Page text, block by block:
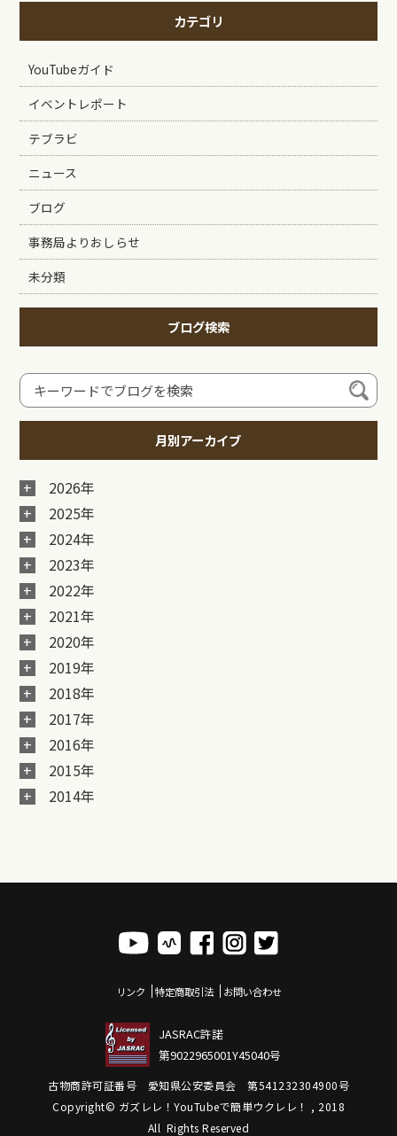
カテゴリ
YouTubeガイド
イベントレポート
テブラビ
ニュース
ブログ
事務局よりおしらせ
未分類
ブログ検索
月別アーカイブ
2026年
2025年
2024年
2023年
2022年
2021年
2020年
2019年
2018年
2017年
2016年
2015年
2014年
リンク 特定商取引法 お問い合わせ
JASRAC許諾
第9022965001Y45040号
古物商許可証番号 愛知県公安委員会 第541232304900号
Copyright© ガズレレ！YouTubeで簡単ウクレレ！ , 2018
All Rights Reserved